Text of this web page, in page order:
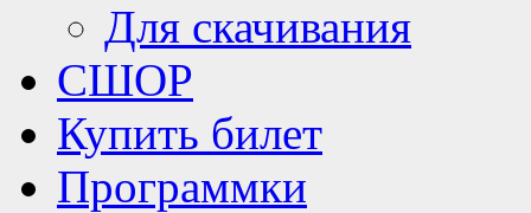
Для скачивания
СШОР
Купить билет
Программки